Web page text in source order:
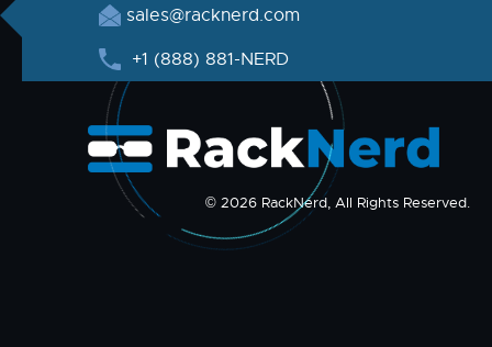
sales@racknerd.com
+1 (888) 881-NERD
© 2026 RackNerd, All Rights Reserved.